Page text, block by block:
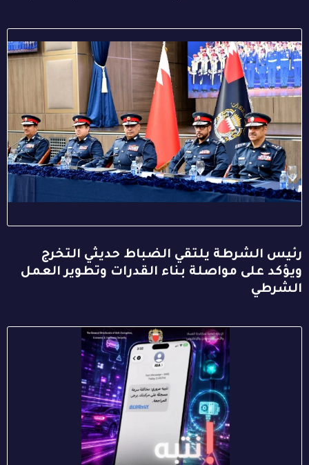
رئيس الشرطة يلتقي الضباط حديثي التخرج
ويؤكد على مواصلة بناء القدرات وتطوير العمل
الشرطي